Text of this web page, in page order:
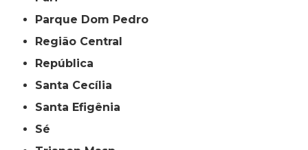
Parque Dom Pedro
Região Central
República
Santa Cecília
Santa Efigênia
Sé